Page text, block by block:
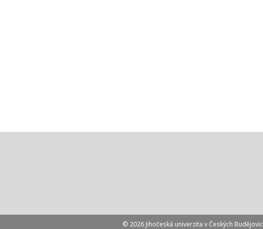
© 2026 Jihočeská univerzita v Českých